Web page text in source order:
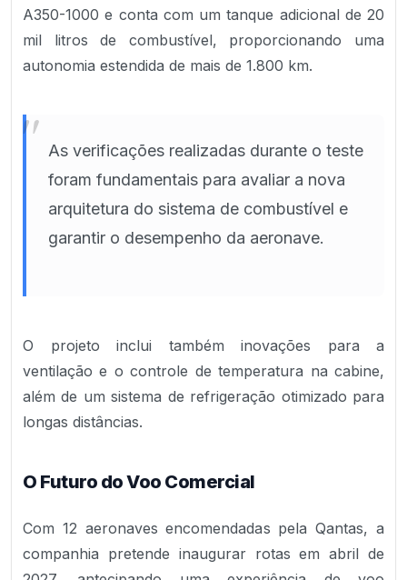
A350-1000 e conta com um tanque adicional de 20
mil litros de combustível, proporcionando uma
autonomia estendida de mais de 1.800 km.
" As verificações realizadas durante o teste
foram fundamentais para avaliar a nova
arquitetura do sistema de combustível e
garantir o desempenho da aeronave.
O projeto inclui também inovações para a
ventilação e o controle de temperatura na cabine,
além de um sistema de refrigeração otimizado para
longas distâncias.
O Futuro do Voo Comercial
Com 12 aeronaves encomendadas pela Qantas, a
companhia pretende inaugurar rotas em abril de